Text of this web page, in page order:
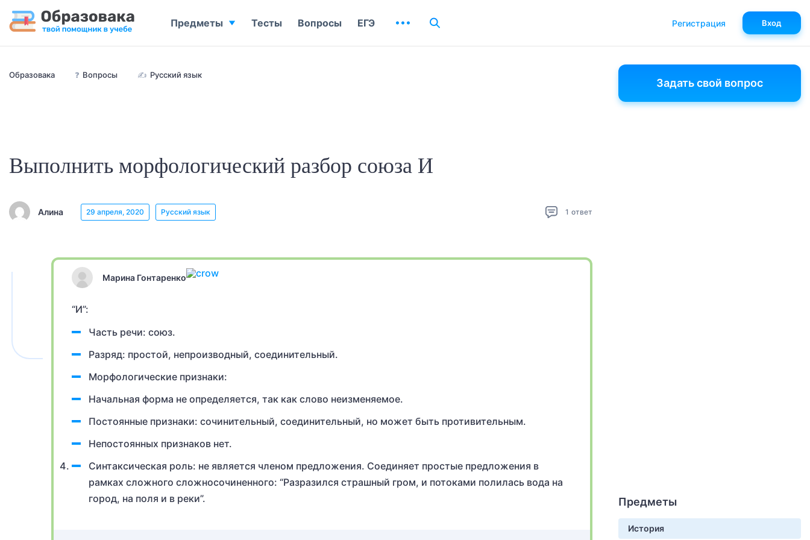
Образовака ❓ Вопросы ✍ Русский язык
Выполнить морфологический разбор союза И
Алина 29 апреля, 2020 Русский язык 1 ответ
Марина Гонтаренко
“И”:
Часть речи: союз.
Разряд: простой, непроизводный, соединительный.
Морфологические признаки:
Начальная форма не определяется, так как слово неизменяемое.
Постоянные признаки: сочинительный, соединительный, но может быть противительным.
Непостоянных признаков нет.
Синтаксическая роль: не является членом предложения. Соединяет простые предложения в
рамках сложного сложносочиненного: “Разразился страшный гром, и потоками полилась вода на
город, на поля и в реки”.
Задать свой вопрос
Предметы
История
Предметы Тесты Вопросы ЕГЭ Регистрация Вход